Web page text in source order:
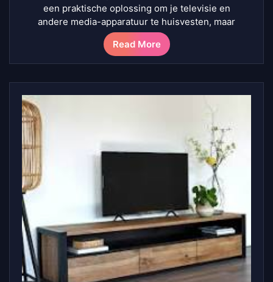
een praktische oplossing om je televisie en
andere media-apparatuur te huisvesten, maar
Read More